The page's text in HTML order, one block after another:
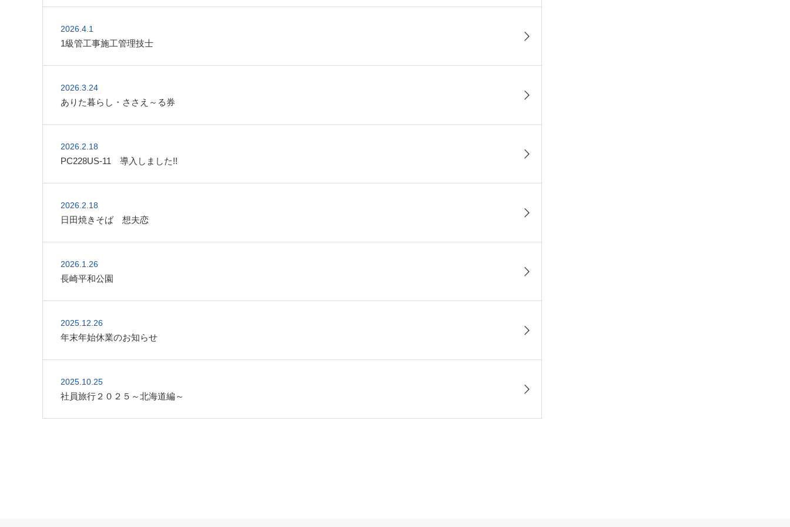
2026.4.1
1級管工事施工管理技士
2026.3.24
ありた暮らし・ささえ～る券
2026.2.18
PC228US-11 導入しました!!
2026.2.18
日田焼きそば 想夫恋
2026.1.26
長崎平和公園
2025.12.26
年末年始休業のお知らせ
2025.10.25
社員旅行２０２５～北海道編～